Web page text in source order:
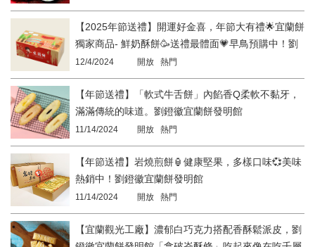
【2025年節送禮】開運好金喜，年節大有禮🌟宜蘭餅
獨家商品- 鮮奶酥餅🥳送禮最體面💗早鳥預購中！劉
鐙徽宜蘭餅發明館
12/4/2024 開放 熱門
【年節送禮】「軟式牛舌餅」內餡香Q柔軟不黏牙，
滿滿傳統的味道。劉鐙徽宜蘭餅發明館
11/14/2024 開放 熱門
【年節送禮】岩燒煎餅🏮健康堅果，多樣口味💞美味
熱銷中！劉鐙徽宜蘭餅發明館
11/14/2024 開放 熱門
【宜蘭觀光工廠】濃郁白巧克力搭配香酥鬆派皮，劉